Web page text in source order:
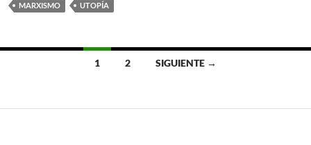
MARXISMO
UTOPÍA
las
1 2 SIGUIENTE →